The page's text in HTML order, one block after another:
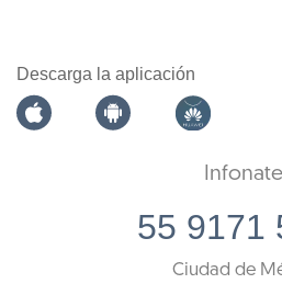
Descarga la aplicación
55 9171
Ciudad de